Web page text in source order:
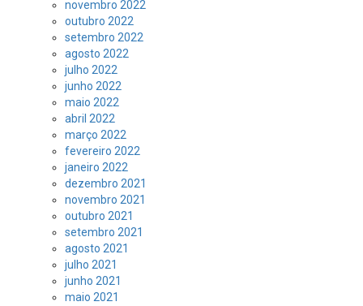
novembro 2022
outubro 2022
setembro 2022
agosto 2022
julho 2022
junho 2022
maio 2022
abril 2022
março 2022
fevereiro 2022
janeiro 2022
dezembro 2021
novembro 2021
outubro 2021
setembro 2021
agosto 2021
julho 2021
junho 2021
maio 2021